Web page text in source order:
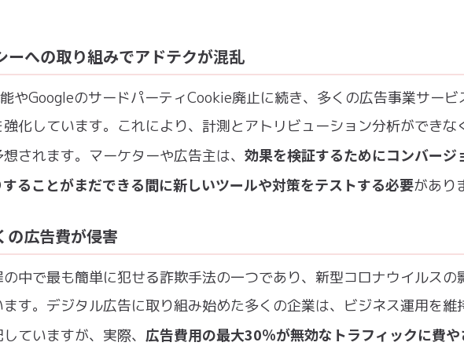
ーへの取り組みでアドテクが混乱
やGoogleのサードパーティCookie廃止に続き、多くの広告事業サービ
化しています。これにより、計測とアトリビューション分析ができな
されます。マーケターや広告主は、 効果を検証するためにコンバージ
ることがまだできる間に新しいツールや対策をテストする必要があり
の広告費が侵害
中で最も簡単に犯せる詐欺手法の一つであり、新型コロナウイルスの
す。デジタル広告に取り組み始めた多くの企業は、ビジネス運用を維
ていますが、実際、 広告費用の最大30％が無効なトラフィックに費や